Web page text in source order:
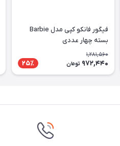
فیگور فانکو کپی مدل Barbie
بسته چهار عددی
1,281,560
972,440 تومان 25٪